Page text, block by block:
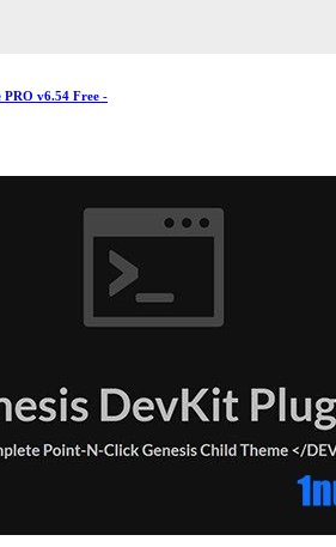
PRO v6.54 Free -